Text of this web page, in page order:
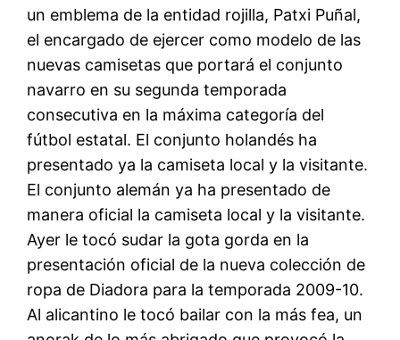
un emblema de la entidad rojilla, Patxi Puñal,
el encargado de ejercer como modelo de las
nuevas camisetas que portará el conjunto
navarro en su segunda temporada
consecutiva en la máxima categoría del
fútbol estatal. El conjunto holandés ha
presentado ya la camiseta local y la visitante.
El conjunto alemán ya ha presentado de
manera oficial la camiseta local y la visitante.
Ayer le tocó sudar la gota gorda en la
presentación oficial de la nueva colección de
ropa de Diadora para la temporada 2009-10.
Al alicantino le tocó bailar con la más fea, un